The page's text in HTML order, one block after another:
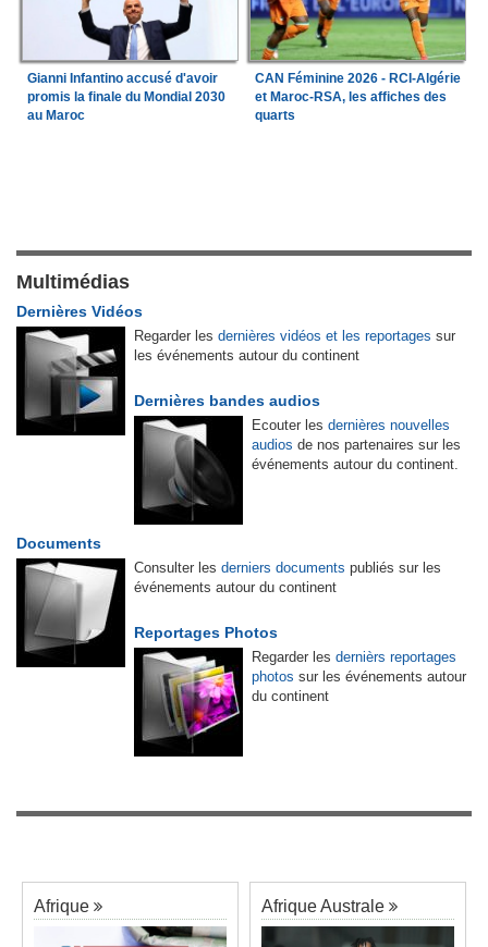
Gianni Infantino accusé d'avoir
promis la finale du Mondial 2030
au Maroc
CAN Féminine 2026 - RCI-Algérie
et Maroc-RSA, les affiches des
quarts
Multimédias
Dernières Vidéos
Regarder les dernières vidéos et les reportages sur
les événements autour du continent
Dernières bandes audios
Ecouter les dernières nouvelles
audios de nos partenaires sur les
événements autour du continent.
Documents
Consulter les derniers documents publiés sur les
événements autour du continent
Reportages Photos
Regarder les dernièrs reportages
photos sur les événements autour
du continent
Afrique Afrique Australe